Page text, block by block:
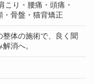
こり・腰痛・頭痛・
・骨盤・猫背矯正
整体の施術で、良く聞
消へ。